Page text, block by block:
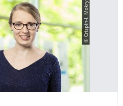
© Crispin-I. Mokry